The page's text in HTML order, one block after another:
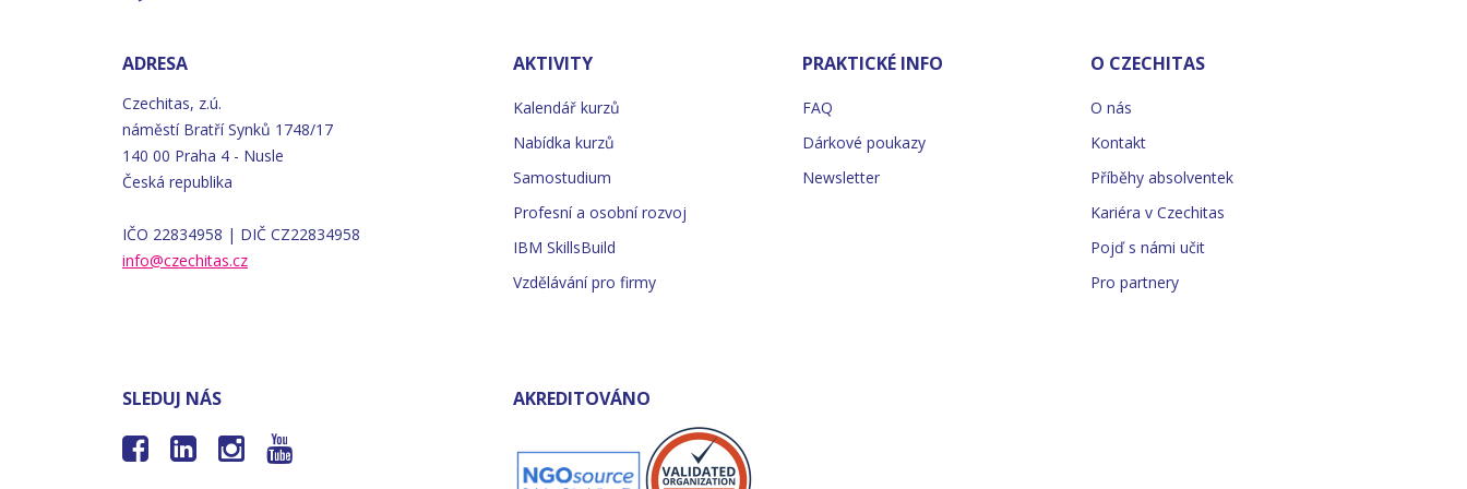
ADRESA
Czechitas, z.ú.
náměstí Bratří Synků 1748/17
140 00 Praha 4 - Nusle
Česká republika
IČO 22834958 | DIČ CZ22834958
info@czechitas.cz
AKTIVITY
Kalendář kurzů
Nabídka kurzů
Samostudium
Profesní a osobní rozvoj
IBM SkillsBuild
Vzdělávání pro firmy
PRAKTICKÉ INFO
FAQ
Dárkové poukazy
Newsletter
O CZECHITAS
O nás
Kontakt
Příběhy absolventek
Kariéra v Czechitas
Pojď s námi učit
Pro partnery
SLEDUJ NÁS
   
AKREDITOVÁNO